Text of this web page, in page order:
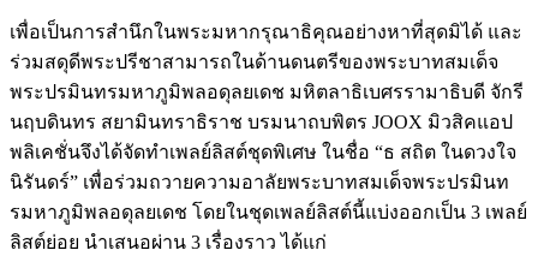
เพื่อเป็นการสำนึกในพระมหากรุณาธิคุณอย่างหาที่สุดมิได้ และ
ร่วมสดุดีพระปรีชาสามารถในด้านดนตรีของพระบาทสมเด็จ
พระปรมินทรมหาภูมิพลอดุลยเดช มหิตลาธิเบศรรามาธิบดี จักรี
นฤบดินทร สยามินทราธิราช บรมนาถบพิตร JOOX มิวสิคแอป
พลิเคชั่นจึงได้จัดทำเพลย์ลิสต์ชุดพิเศษ ในชื่อ “ธ สถิต ในดวงใจ
นิรันดร์” เพื่อร่วมถวายความอาลัยพระบาทสมเด็จพระปรมินท
รมหาภูมิพลอดุลยเดช โดยในชุดเพลย์ลิสต์นี้แบ่งออกเป็น 3 เพลย์
ลิสต์ย่อย นำเสนอผ่าน 3 เรื่องราว ได้แก่